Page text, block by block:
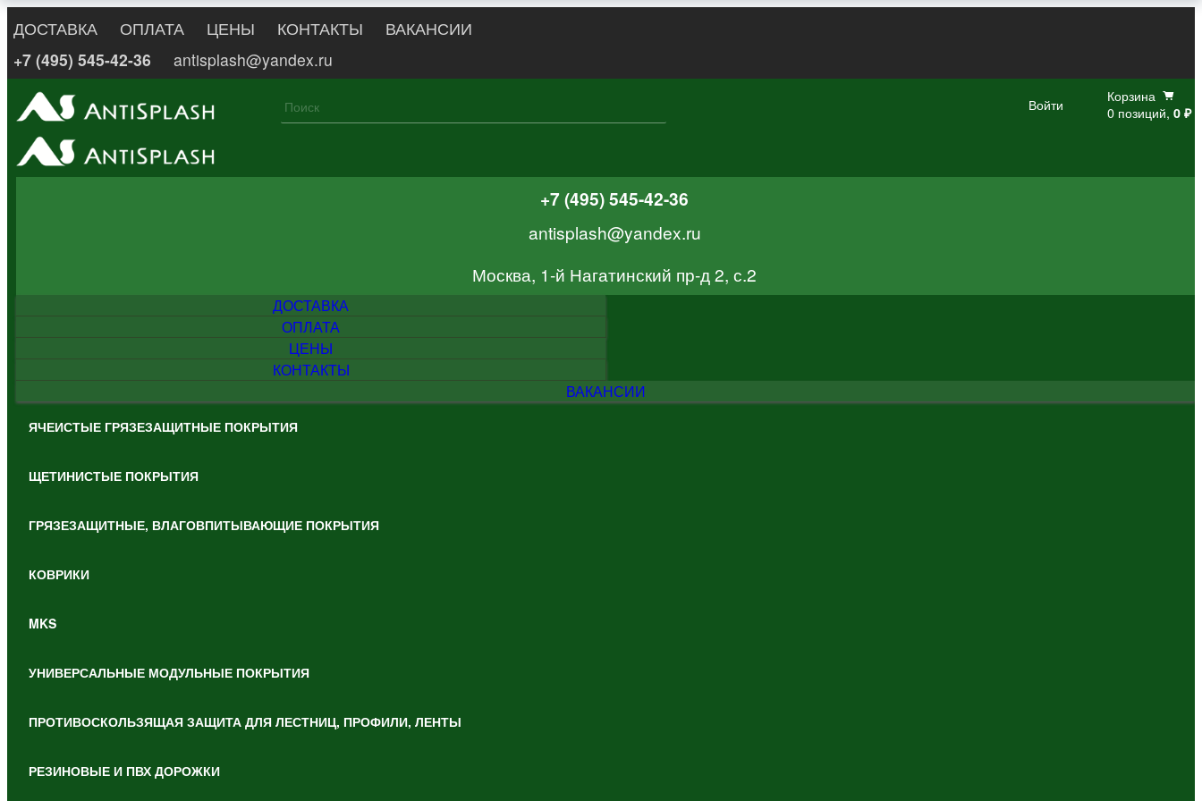
ДОСТАВКА ОПЛАТА ЦЕНЫ КОНТАКТЫ
ВАКАНСИИ
+7 (495) 545-42-36
antisplash@yandex.ru
Войти
Корзина
0 позиций, 0 ₽
+7 (495) 545-42-36
antisplash@yandex.ru
Москва, 1-й Нагатинский пр-д 2, с.2
ДОСТАВКА
ОПЛАТА
ЦЕНЫ
КОНТАКТЫ
ВАКАНСИИ
ЯЧЕИСТЫЕ ГРЯЗЕЗАЩИТНЫЕ ПОКРЫТИЯ
ЩЕТИНИСТЫЕ ПОКРЫТИЯ
ГРЯЗЕЗАЩИТНЫЕ, ВЛАГОВПИТЫВАЮЩИЕ ПОКРЫТИЯ
КОВРИКИ
MKS
УНИВЕРСАЛЬНЫЕ МОДУЛЬНЫЕ ПОКРЫТИЯ
ПРОТИВОСКОЛЬЗЯЩАЯ ЗАЩИТА ДЛЯ ЛЕСТНИЦ, ПРОФИЛИ, ЛЕНТЫ
РЕЗИНОВЫЕ И ПВХ ДОРОЖКИ